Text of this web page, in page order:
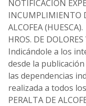
NOTIFICACIÓN
INCUMPLIMIENTO
ALCOFEA (HUESCA).
HROS. DE
Indicándole a los
desde la
las dependencias
realizada a todos los
PERALTA DE